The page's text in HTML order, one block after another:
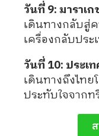
วันที่ 9: มาราเ
เดินทางกลับสู่
เครื่องกลับประ
วันที่ 10: ประเ
เดินทางถึงไท
ประทับใจจากท